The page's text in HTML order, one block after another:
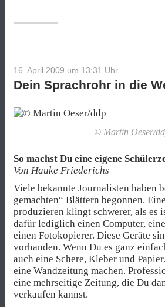
16. April 2009 um 13:31 Uhr
Dein Sprachrohr in die
© Martin Oeser/
So machst Du eine eigene
Von Hauke Friederichs
Viele bekannte Journalisten haben
gemachten“ Blättern begonnen.
produzieren klingt schwerer, als es
dafür lediglich einen Computer,
einen Fotokopierer. Diese Geräte
vorhanden. Wenn Du es ganz
auch eine Schere, Kleber und
eine Wandzeitung machen.
eine mehrseitige Zeitung, die Du
verkaufen kannst.